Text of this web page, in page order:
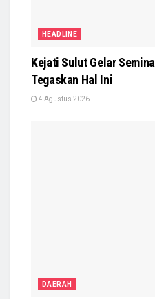
HEADLINE
Kejati Sulut Gelar
Tegaskan Hal Ini
4 Agustus 2026
DAERAH